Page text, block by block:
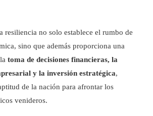
resiliencia no solo establece el rumbo de
sino que además proporciona una
toma de decisiones financieras, la
y la inversión estratégica,
de la nación para afrontar los
venideros.